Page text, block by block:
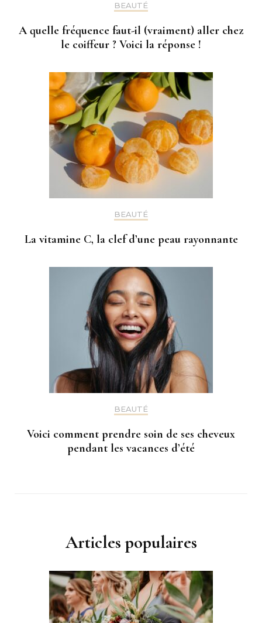
BEAUTÉ
A quelle fréquence faut-il (vraiment) aller chez
le coiffeur ? Voici la réponse !
BEAUTÉ
La vitamine C, la clef d’une peau rayonnante
BEAUTÉ
Voici comment prendre soin de ses cheveux
pendant les vacances d’été
Articles populaires